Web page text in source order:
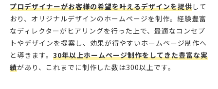
プロデザイナーがお客様の希望を叶えるデザインを提供して
おり、オリジナルデザインのホームページを制作。経験豊富
なディレクターがヒアリングを行った上で、最適なコンセプ
トやデザインを提案し、効果が得やすいホームページ制作へ
と導きます。 30年以上ホームページ制作をしてきた豊富な実
績があり、これまでに制作した数は300以上です。